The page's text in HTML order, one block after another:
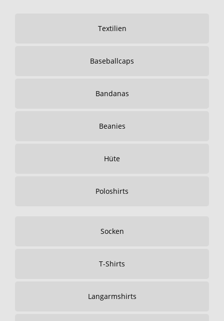
Textilien
Baseballcaps
Bandanas
Beanies
Hüte
Poloshirts
Socken
T-Shirts
Langarmshirts